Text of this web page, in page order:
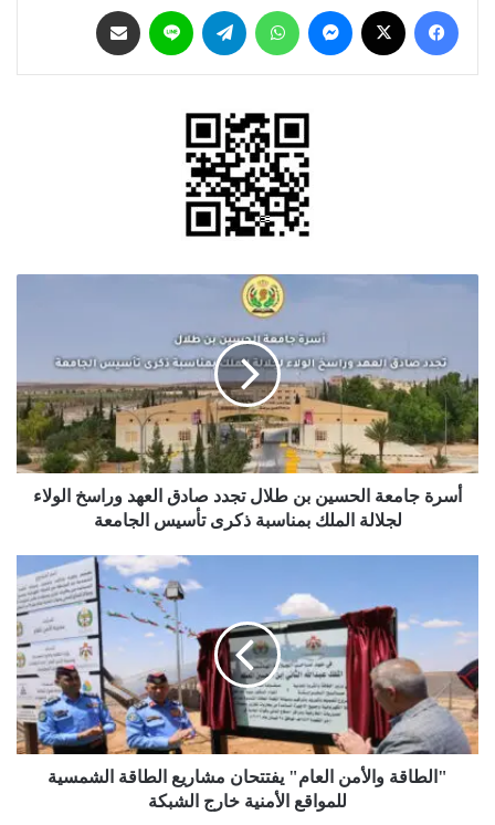
فيسبوك ماسنجر واتساب تيلقرام لاين
أسرة
طلال
تجدد
صادق
العهد
وراسخ
الولاء
الجامعة
أسرة جامعة الحسين بن طلال تجدد صادق العهد وراسخ الولاء
لجلالة الملك بمناسبة ذكرى تأسيس الجامعة
يفتتحان
مشاريع
الطاقة
الشمسية
للمواقع
الأمنية
"الطاقة والأمن العام" يفتتحان مشاريع الطاقة الشمسية
للمواقع الأمنية خارج الشبكة